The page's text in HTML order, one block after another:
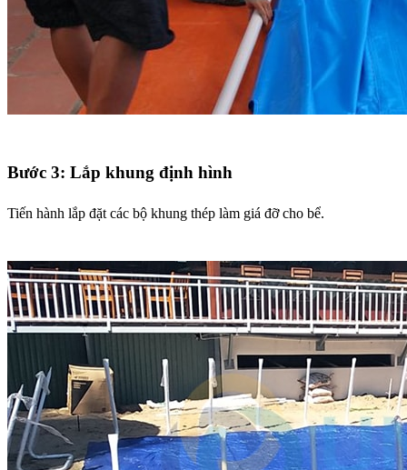
Bước 3: Lắp khung định hình
Tiến hành lắp đặt các bộ khung thép làm giá đỡ cho bể.